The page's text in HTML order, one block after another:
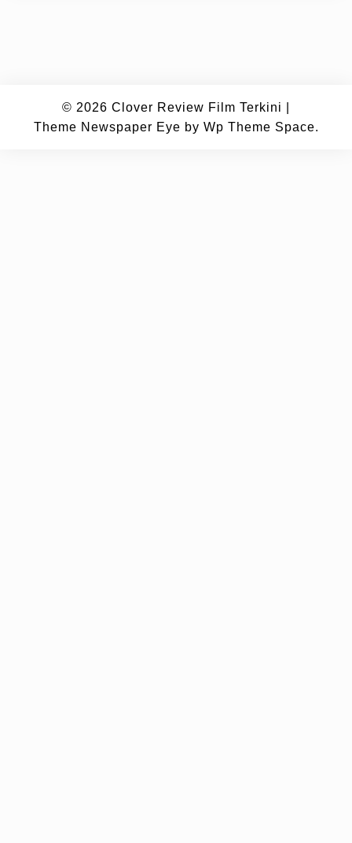
© 2026 Clover Review Film Terkini
Theme Newspaper Eye by Wp Theme Space.